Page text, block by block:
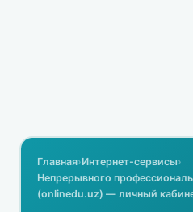
Главная›Интернет-сервисы›
Непрерывного
(onlinedu.uz) — личный